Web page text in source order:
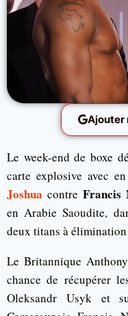
Ajouter
Le week-end de boxe
carte explosive avec
Joshua contre Francis
en Arabie Saoudite,
deux titans à
Le Britannique
chance de récupérer
Oleksandr Usyk et